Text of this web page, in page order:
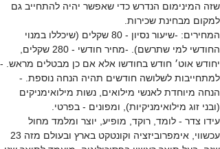
שזה המינימום הנדרש כדי שאפשר יהיה להתחייב גם
למקום מבחינת שכירות.
המחירים: -שיעור נסיון - 80 שקלים (שיכללו במנוי
החודשי למי שתרשם). -מחיר חודשי - 280 שקלים,
יחודש אוט׳ חודש בחודשו אלא אם כן מבטלים מראש. -
למתחייבות לשלושה חודשים תהיה הנחה נוספת. -
הנחה מיוחדת לאנשי מילואים, נשות מילואימניקים
(ובני זוג מילואימניקיות), ומפונים - בפרטי.
עידו צדר - לומד, רוקד, מופיע, יוצר ומלמד מחול